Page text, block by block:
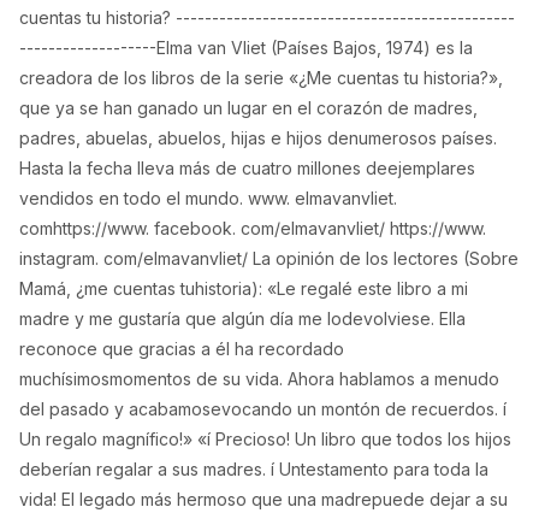
cuentas tu historia? -----------------------------------------------
-------------------Elma van Vliet (Países Bajos, 1974) es la
creadora de los libros de la serie «¿Me cuentas tu historia?»,
que ya se han ganado un lugar en el corazón de madres,
padres, abuelas, abuelos, hijas e hijos denumerosos países.
Hasta la fecha lleva más de cuatro millones deejemplares
vendidos en todo el mundo. www. elmavanvliet.
comhttps://www. facebook. com/elmavanvliet/ https://www.
instagram. com/elmavanvliet/ La opinión de los lectores (Sobre
Mamá, ¿me cuentas tuhistoria): «Le regalé este libro a mi
madre y me gustaría que algún día me lodevolviese. Ella
reconoce que gracias a él ha recordado
muchísimosmomentos de su vida. Ahora hablamos a menudo
del pasado y acabamosevocando un montón de recuerdos. í
Un regalo magnífico!» «í Precioso! Un libro que todos los hijos
deberían regalar a sus madres. í Untestamento para toda la
vida! El legado más hermoso que una madrepuede dejar a su